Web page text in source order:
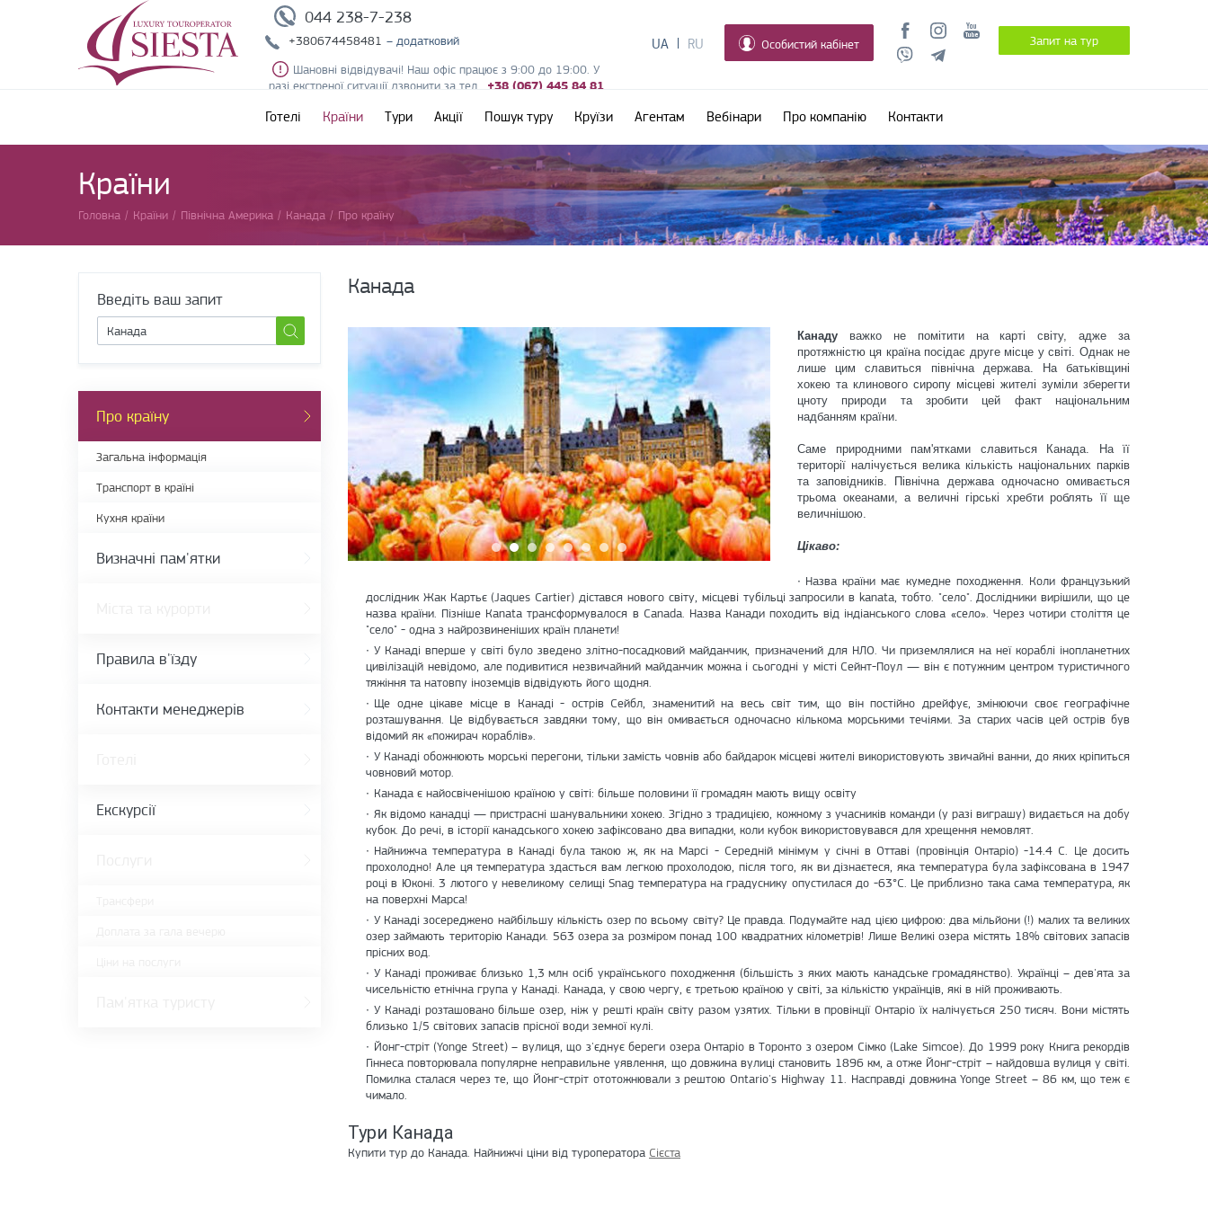
044 238-7-238
+380674458481 – додатковий
Шановні відвідувачі! Наш офіс працює з 9:00 до 19:00. У
разі екстреної ситуації дзвонити за тел. +38 (067) 445 84 81
UA RU Особистий кабінет Запит на тур
Готелі Країни Тури Акції Пошук туру Круїзи Агентам Вебінари Про компанію Контакти
Країни
Головна / Країни / Північна Америка / Канада / Про країну
Введіть ваш запит
Про країну
Загальна інформація
Транспорт в країні
Кухня країни
Визначні пам'ятки
Правила в'їзду
Контакти менеджерів
Екскурсії
Канада
Канаду важко не помітити на карті світу, адже за
протяжністю ця країна посідає друге місце у світі. Однак не
лише цим славиться північна держава. На батьківщині
хокею та клинового сиропу місцеві жителі зуміли зберегти
цноту природи та зробити цей факт національним
надбанням країни.
Саме природними пам'ятками славиться Канада. На її
території налічується велика кількість національних парків
та заповідників. Північна держава одночасно омивається
трьома океанами, а величні гірські хребти роблять її ще
величнішою.
Цікаво:
Назва країни має кумедне походження. Коли французький
дослідник Жак Картьє (Jaques Cartier) дістався нового світу, місцеві тубільці запросили в kanata, тобто. "село". Дослідники вирішили, що це
назва країни. Пізніше Кanata трансформувалося в Canada. Назва Канади походить від індіанського слова «село». Через чотири століття це
"село" - одна з найрозвиненіших країн планети!
У Канаді вперше у світі було зведено злітно-посадковий майданчик, призначений для НЛО. Чи приземлялися на неї кораблі інопланетних
цивілізацій невідомо, але подивитися незвичайний майданчик можна і сьогодні у місті Сейнт-Поул — він є потужним центром туристичного
тяжіння та натовпу іноземців відвідують його щодня.
Ще одне цікаве місце в Канаді - острів Сейбл, знаменитий на весь світ тим, що він постійно дрейфує, змінюючи своє географічне
розташування. Це відбувається завдяки тому, що він омивається одночасно кількома морськими течіями. За старих часів цей острів був
відомий як «пожирач кораблів».
У Канаді обожнюють морські перегони, тільки замість човнів або байдарок місцеві жителі використовують звичайні ванни, до яких кріпиться
човновий мотор.
Канада є найосвіченішою країною у світі: більше половини її громадян мають вищу освіту
Як відомо канадці — пристрасні шанувальники хокею. Згідно з традицією, кожному з учасників команди (у разі виграшу) видається на добу
кубок. До речі, в історії канадського хокею зафіксовано два випадки, коли кубок використовувався для хрещення немовлят.
Найнижча температура в Канаді була такою ж, як на Марсі - Середній мінімум у січні в Оттаві (провінція Онтаріо) -14.4 C. Це досить
прохолодно! Але ця температура здасться вам легкою прохолодою, після того, як ви дізнаєтеся, яка температура була зафіксована в 1947
році в Юконі. 3 лютого у невеликому селищі Snag температура на градуснику опустилася до -63°С. Це приблизно така сама температура, як
на поверхні Марса!
У Канаді зосереджено найбільшу кількість озер по всьому світу? Це правда. Подумайте над цією цифрою: два мільйони (!) малих та великих
озер займають територію Канади. 563 озера за розміром понад 100 квадратних кілометрів! Лише Великі озера містять 18% світових запасів
прісних вод.
У Канаді проживає близько 1,3 млн осіб українського походження (більшість з яких мають канадське громадянство). Українці – дев'ята за
чисельністю етнічна група у Канаді. Канада, у свою чергу, є третьою країною у світі, за кількістю українців, які в ній проживають.
У Канаді розташовано більше озер, ніж у решті країн світу разом узятих. Тільки в провінції Онтаріо їх налічується 250 тисяч. Вони містять
близько 1/5 світових запасів прісної води земної кулі.
Йонг-стріт (Yonge Street) – вулиця, що з'єднує береги озера Онтаріо в Торонто з озером Сімко (Lake Simcoe). До 1999 року Книга рекордів
Гіннеса повторювала популярне неправильне уявлення, що довжина вулиці становить 1896 км, а отже Йонг-стріт – найдовша вулиця у світі.
Помилка сталася через те, що Йонг-стріт ототожнювали з рештою Ontario's Highway 11. Насправді довжина Yonge Street – 86 км, що теж є
чимало.
Тури Канада
Купити тур до Канада. Найнижчі ціни від туроператора Сієста